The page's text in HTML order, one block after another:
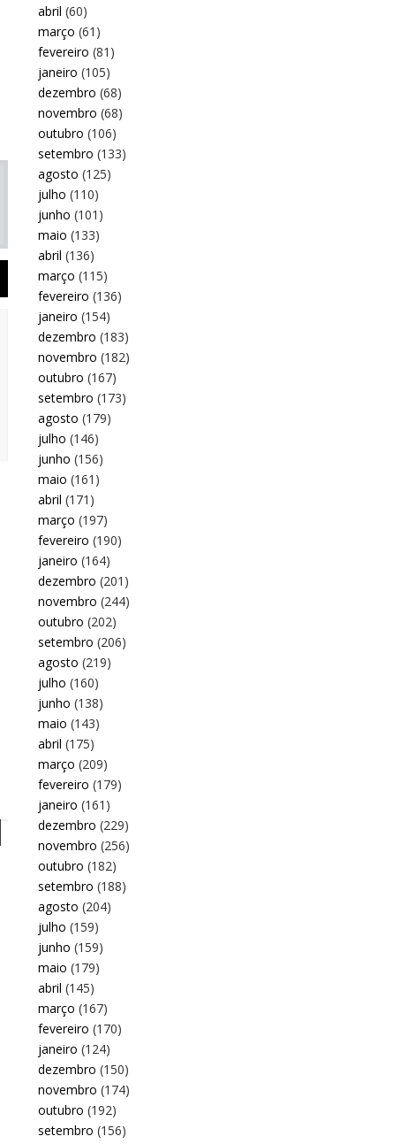
abril (60)
março (61)
fevereiro (81)
janeiro (105)
dezembro (68)
novembro (68)
outubro (106)
setembro (133)
agosto (125)
julho (110)
junho (101)
maio (133)
abril (136)
março (115)
fevereiro (136)
janeiro (154)
dezembro (183)
novembro (182)
outubro (167)
setembro (173)
agosto (179)
julho (146)
junho (156)
maio (161)
abril (171)
março (197)
fevereiro (190)
janeiro (164)
dezembro (201)
novembro (244)
outubro (202)
setembro (206)
agosto (219)
julho (160)
junho (138)
maio (143)
abril (175)
março (209)
fevereiro (179)
janeiro (161)
dezembro (229)
novembro (256)
outubro (182)
setembro (188)
agosto (204)
julho (159)
junho (159)
maio (179)
abril (145)
março (167)
fevereiro (170)
janeiro (124)
dezembro (150)
novembro (174)
outubro (192)
setembro (156)